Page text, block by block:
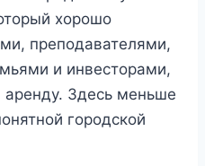
хорошо
преподавателями,
и инвесторами,
Здесь меньше
городской